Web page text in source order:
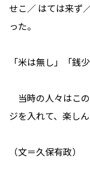
せこ／ はては来ず
った。
「米は無し」「銭
当時の人々はこ
ジを入れて、楽しん
（文＝久保有政）